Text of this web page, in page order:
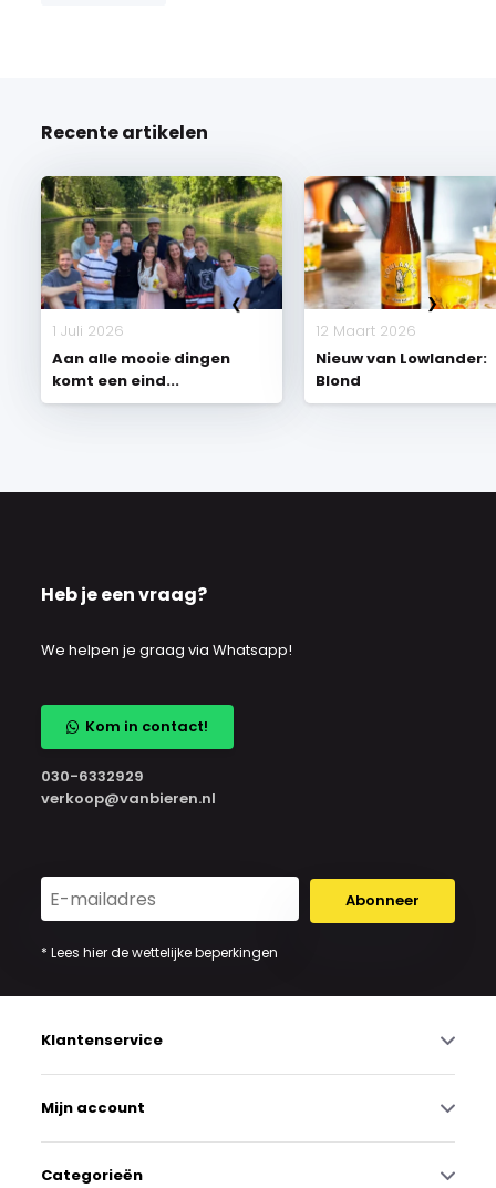
Recente artikelen
1 Juli 2026
Aan alle mooie dingen
komt een eind...
12 Maart 2026
Nieuw van Lowlander:
Blond
Heb je een vraag?
We helpen je graag via Whatsapp!
Kom in contact!
030-6332929
verkoop@vanbieren.nl
Abonneer
* Lees hier de wettelijke beperkingen
Klantenservice
Mijn account
Categorieën